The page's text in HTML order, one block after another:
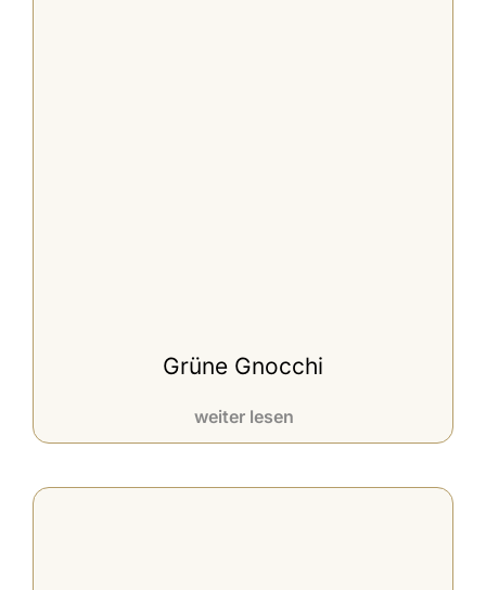
Grüne Gnocchi
weiter lesen